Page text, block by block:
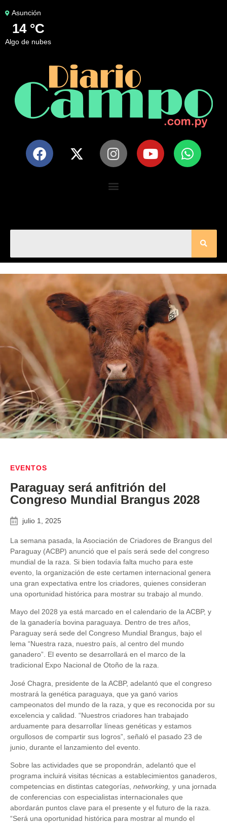
Asunción
14 °C
algo de nubes
EVENTOS
Paraguay será anfitrión del
Congreso Mundial Brangus 2028
julio 1, 2025
La semana pasada, la Asociación de Criadores de Brangus del
Paraguay (ACBP) anunció que el país será sede del congreso
mundial de la raza. Si bien todavía falta mucho para este
evento, la organización de este certamen internacional genera
una gran expectativa entre los criadores, quienes consideran
una oportunidad histórica para mostrar su trabajo al mundo.
Mayo del 2028 ya está marcado en el calendario de la ACBP, y
de la ganadería bovina paraguaya. Dentro de tres años,
Paraguay será sede del Congreso Mundial Brangus, bajo el
lema “Nuestra raza, nuestro país, al centro del mundo
ganadero”. El evento se desarrollará en el marco de la
tradicional Expo Nacional de Otoño de la raza.
José Chagra, presidente de la ACBP, adelantó que el congreso
mostrará la genética paraguaya, que ya ganó varios
campeonatos del mundo de la raza, y que es reconocida por su
excelencia y calidad. “Nuestros criadores han trabajado
arduamente para desarrollar líneas genéticas y estamos
orgullosos de compartir sus logros”, señaló el pasado 23 de
junio, durante el lanzamiento del evento.
Sobre las actividades que se propondrán, adelantó que el
programa incluirá visitas técnicas a establecimientos ganaderos,
competencias en distintas categorías, networking, y una jornada
de conferencias con especialistas internacionales que
abordarán puntos clave para el presente y el futuro de la raza.
“Será una oportunidad histórica para mostrar al mundo el